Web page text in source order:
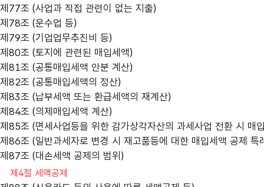
제77조 (사업과 직접 관련이 없는 지출)
제78조 (운수업 등)
제79조 (기업업무추진비 등)
제80조 (토지에 관련된 매입세액)
제81조 (공통매입세액 안분 계산)
제82조 (공통매입세액의 정산)
제83조 (납부세액 또는 환급세액의 재계산)
제84조 (의제매입세액 계산)
제85조 (면세사업등을 위한 감가상각자산의 과세사업 전환 시 매
제86조 (일반과세자로 변경 시 재고품등에 대한 매입세액 공제 특
제87조 (대손세액 공제의 범위)
제4절 세액공제